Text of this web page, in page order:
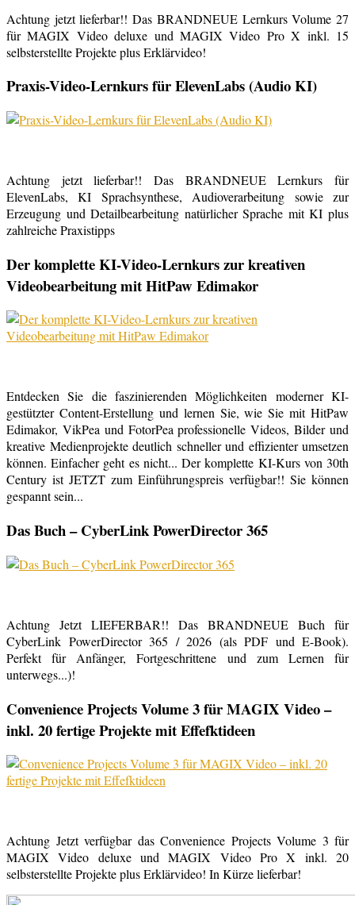
Achtung jetzt lieferbar!! Das BRANDNEUE Lernkurs Volume 27
für MAGIX Video deluxe und MAGIX Video Pro X inkl. 15
selbsterstellte Projekte plus Erklärvideo!
Praxis-Video-Lernkurs für ElevenLabs (Audio KI)
Achtung jetzt lieferbar!! Das BRANDNEUE Lernkurs für
ElevenLabs, KI Sprachsynthese, Audioverarbeitung sowie zur
Erzeugung und Detailbearbeitung natürlicher Sprache mit KI plus
zahlreiche Praxistipps
Der komplette KI-Video-Lernkurs zur kreativen
Videobearbeitung mit HitPaw Edimakor
Entdecken Sie die faszinierenden Möglichkeiten moderner KI-
gestützter Content-Erstellung und lernen Sie, wie Sie mit HitPaw
Edimakor, VikPea und FotorPea professionelle Videos, Bilder und
kreative Medienprojekte deutlich schneller und effizienter umsetzen
können. Einfacher geht es nicht... Der komplette KI-Kurs von 30th
Century ist JETZT zum Einführungspreis verfügbar!! Sie können
gespannt sein...
Das Buch – CyberLink PowerDirector 365
Achtung Jetzt LIEFERBAR!! Das BRANDNEUE Buch für
CyberLink PowerDirector 365 / 2026 (als PDF und E-Book).
Perfekt für Anfänger, Fortgeschrittene und zum Lernen für
unterwegs...)!
Convenience Projects Volume 3 für MAGIX Video –
inkl. 20 fertige Projekte mit Effefktideen
Achtung Jetzt verfügbar das Convenience Projects Volume 3 für
MAGIX Video deluxe und MAGIX Video Pro X inkl. 20
selbsterstellte Projekte plus Erklärvideo! In Kürze lieferbar!